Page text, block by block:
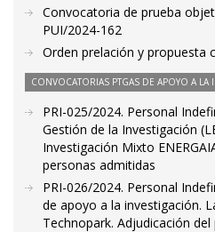
Convocatoria de prueba
PUI/2024-162
Orden prelación y propuesta
CONVOCATORIAS PTGAS DE APOYO A LA
PRI-025/2024. Personal
Gestión de la Investigación
Investigación Mixto
personas admitidas
PRI-026/2024. Personal
de apoyo a la investigación.
Technopark. Adjudicación del